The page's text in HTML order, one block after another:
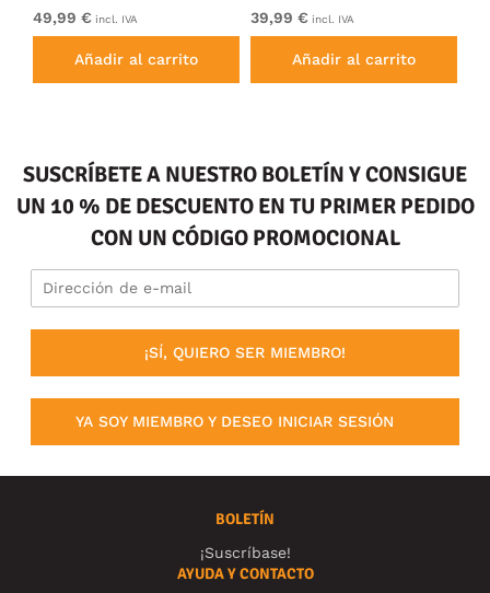
49,99 € incl. IVA
Añadir al carrito
39,99 € incl. IVA
Añadir al carrito
SUSCRÍBETE A NUESTRO BOLETÍN Y CONSIGUE
UN 10 % DE DESCUENTO EN TU PRIMER PEDIDO
CON UN CÓDIGO PROMOCIONAL
¡SÍ, QUIERO SER MIEMBRO!
YA SOY MIEMBRO Y DESEO INICIAR SESIÓN
BOLETÍN
¡Suscríbase!
AYUDA Y CONTACTO